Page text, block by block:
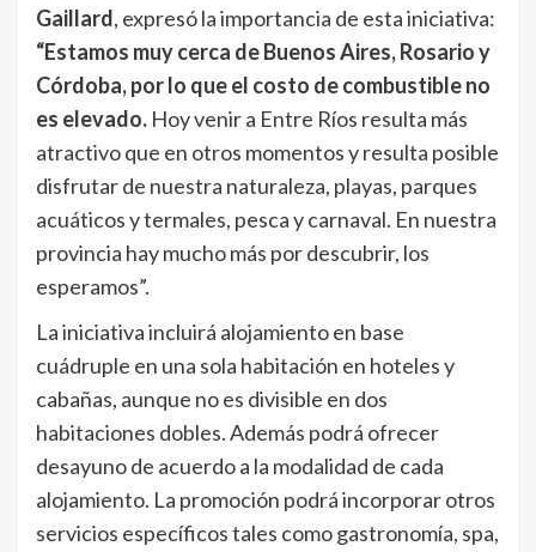
Gaillard, expresó la importancia de esta iniciativa:
“Estamos muy cerca de Buenos Aires, Rosario y
Córdoba, por lo que el costo de combustible no
es elevado. Hoy venir a Entre Ríos resulta más
atractivo que en otros momentos y resulta posible
disfrutar de nuestra naturaleza, playas, parques
acuáticos y termales, pesca y carnaval. En nuestra
provincia hay mucho más por descubrir, los
esperamos”.
La iniciativa incluirá alojamiento en base
cuádruple en una sola habitación en hoteles y
cabañas, aunque no es divisible en dos
habitaciones dobles. Además podrá ofrecer
desayuno de acuerdo a la modalidad de cada
alojamiento. La promoción podrá incorporar otros
servicios específicos tales como gastronomía, spa,